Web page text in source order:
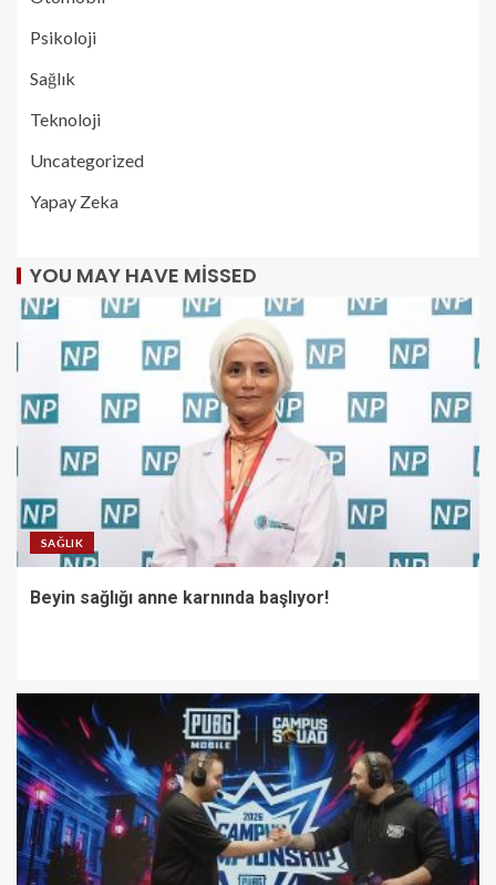
Psikoloji
Sağlık
Teknoloji
Uncategorized
Yapay Zeka
YOU MAY HAVE MISSED
SAĞLIK
Beyin sağlığı anne karnında başlıyor!